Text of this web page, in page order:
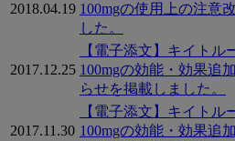
2018.04.19 100mgの使用上の注意
した。
2017.12.25
【電子添文】キイトル
100mgの効能・効果追
らせを掲載しました。
2017.11.30
【電子添文】キイトル
100mgの効能・効果追